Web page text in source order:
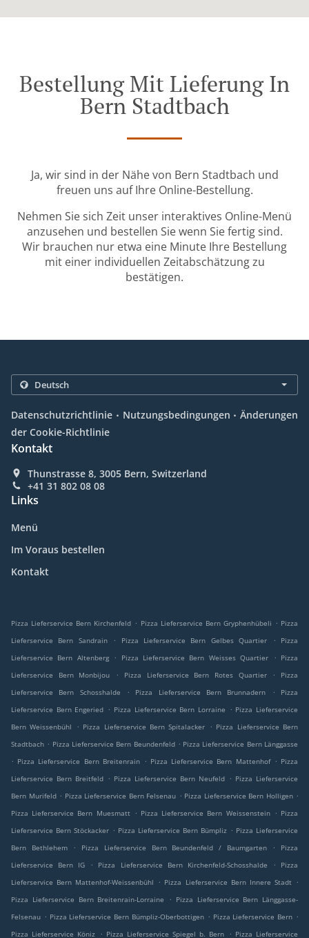
Bestellung Mit Lieferung In
Bern Stadtbach
Ja, wir sind in der Nähe von Bern Stadtbach und
freuen uns auf Ihre Online-Bestellung.
Nehmen Sie sich Zeit unser interaktives Online-Menü
anzusehen und bestellen Sie wenn Sie fertig sind.
Wir brauchen nur etwa eine Minute Ihre Bestellung
mit einer individuellen Zeitabschätzung zu
bestätigen.
Datenschutzrichtlinie . Nutzungsbedingungen . Änderungen
der Cookie-Richtlinie
Kontakt
Thunstrasse 8, 3005 Bern, Switzerland
+41 31 802 08 08
Links
Menü
Im Voraus bestellen
Kontakt
Pizza Lieferservice Bern Kirchenfeld . Pizza Lieferservice Bern Gryphenhübeli . Pizza
Lieferservice Bern Sandrain
. Pizza Lieferservice Bern Gelbes Quartier .
Pizza
Lieferservice Bern Altenberg
. Pizza Lieferservice Bern Weisses Quartier . Pizza
Lieferservice Bern Monbijou
. Pizza Lieferservice Bern Rotes Quartier .
Pizza
Lieferservice Bern Schosshalde
. Pizza Lieferservice Bern Brunnadern .
Pizza
Lieferservice Bern Engeried . Pizza Lieferservice Bern Lorraine . Pizza Lieferservice
Bern Weissenbühl
. Pizza Lieferservice Bern Spitalacker . Pizza Lieferservice Bern
Stadtbach . Pizza Lieferservice Bern Beundenfeld . Pizza Lieferservice Bern Länggasse
. Pizza Lieferservice Bern Breitenrain . Pizza Lieferservice Bern Mattenhof . Pizza
Lieferservice Bern Breitfeld . Pizza Lieferservice Bern Neufeld . Pizza Lieferservice
Bern Murifeld . Pizza Lieferservice Bern Felsenau . Pizza Lieferservice Bern Holligen .
Pizza Lieferservice Bern Muesmatt . Pizza Lieferservice Bern Weissenstein . Pizza
Lieferservice Bern Stöckacker . Pizza Lieferservice Bern Bümpliz . Pizza Lieferservice
Bern Bethlehem
. Pizza Lieferservice Bern Beundenfeld / Baumgarten .
Pizza
Lieferservice Bern IG
. Pizza Lieferservice Bern Kirchenfeld-Schosshalde .
Pizza
Lieferservice Bern Mattenhof-Weissenbühl
. Pizza Lieferservice Bern Innere Stadt .
Pizza Lieferservice Bern Breitenrain-Lorraine
. Pizza Lieferservice Bern Länggasse-
Felsenau . Pizza Lieferservice Bern Bümpliz-Oberbottigen . Pizza Lieferservice Bern .
Pizza Lieferservice Köniz
. Pizza Lieferservice Spiegel b. Bern . Pizza Lieferservice